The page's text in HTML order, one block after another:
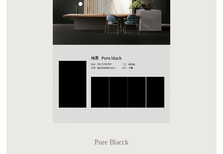
Pure Blacck